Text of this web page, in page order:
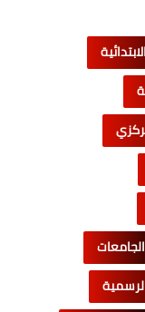
الجامعات